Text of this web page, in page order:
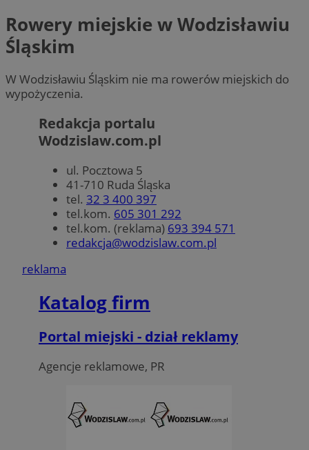
Rowery miejskie w Wodzisławiu
Śląskim
W Wodzisławiu Śląskim nie ma rowerów miejskich do
wypożyczenia.
Redakcja portalu
Wodzislaw.com.pl
ul. Pocztowa 5
41-710 Ruda Śląska
tel. 32 3 400 397
tel.kom. 605 301 292
tel.kom. (reklama) 693 394 571
redakcja@wodzislaw.com.pl
reklama
Katalog firm
Portal miejski - dział reklamy
Agencje reklamowe, PR